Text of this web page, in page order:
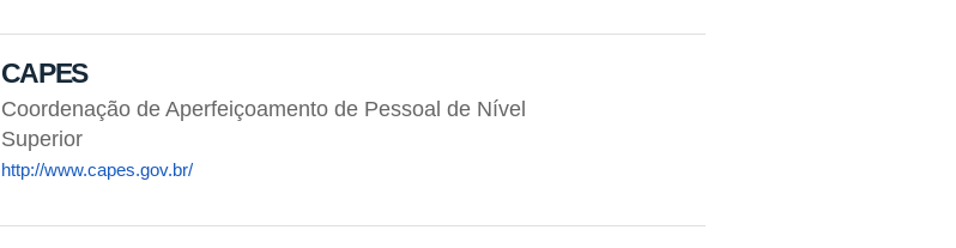
CAPES
Coordenação de Aperfeiçoamento de Pessoal de Nível
Superior
http://www.capes.gov.br/